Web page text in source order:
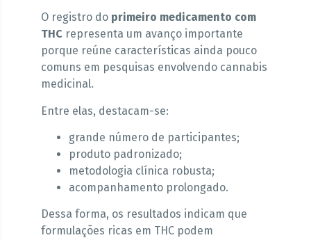
O registro do primeiro medicamento com
THC representa um avanço importante
porque reúne características ainda pouco
comuns em pesquisas envolvendo cannabis
medicinal.
Entre elas, destacam-se:
grande número de participantes;
produto padronizado;
metodologia clínica robusta;
acompanhamento prolongado.
Dessa forma, os resultados indicam que
formulações ricas em THC podem